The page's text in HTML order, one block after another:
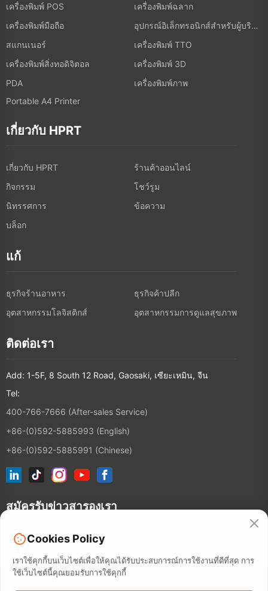
เครื่องพิมพ์ POS
เครื่องพิมพ์ฉลาก
เครื่องพิมพ์มือถือ
อุปกรณ์อิเล็กทรอนิกส์สำหรับผู้บริโภค
สแกนเนอร์
เครื่องพิมพ์ TTO
เครื่องพิมพ์สิ่งทอดิจิตอล
เครื่องพิมพ์ 3D
PDA
เครื่องพิมพ์ภาพ
Portable A4 Printer
เกี่ยวกับ HPRT
เกี่ยวกับ HPRT
ร้านค้าออนไลน์
กิจกรรม
โชว์รูม
นิทรรศการ
ข้อความ
บล็อก
แก้
ธุรกิจร้านอาหาร
ธุรกิจค้าปลีก
อุตสาหกรรมโลจิสติกส์
อุตสาหกรรมการดูแลสุขภาพ
ติดต่อเรา
Add: 1-5F, 8 South 12 Road, Gaosaki, เซียะเหมิน, จีน
Tel:
400-766-7666 (After-sales Service)
+86-(0)592-5885993 (English)
+86-(0)592-5885991 (Chinese)
สมัครรับข่าวสารองเรา
Cookies Policy
เราใช้คุกกี้บนเว็บไซต์เพื่อให้คุณได้รับประสบการณ์การใช้งานที่ดีที่สุด การ
ใช้เว็บไซต์นี้คุณยอมรับการใช้คุกกี้